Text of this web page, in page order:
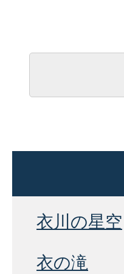
衣川の星空
衣の滝